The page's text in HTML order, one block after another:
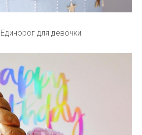
для девочки